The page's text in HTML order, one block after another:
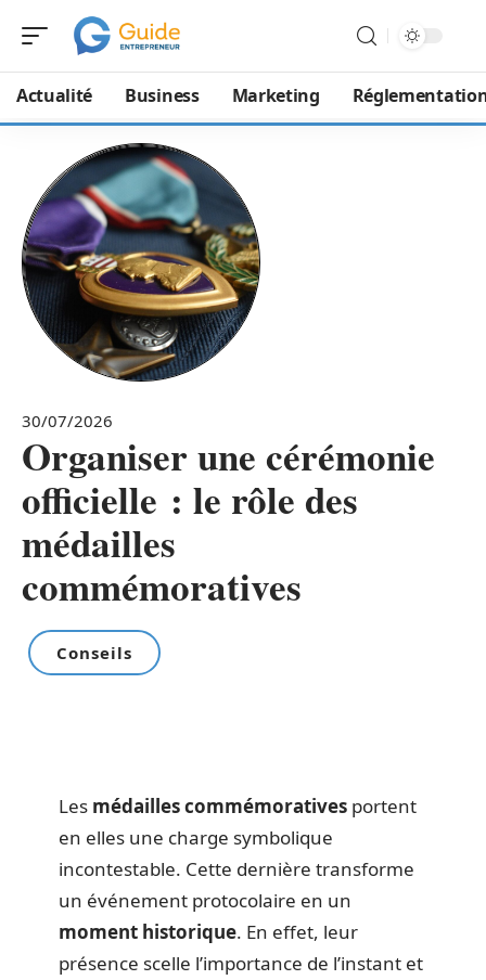
Actualité Business Marketing
30/07/2026
Organiser une cérémonie
officielle : le rôle des
médailles
commémoratives
Conseils
Les médailles commémoratives portent
en elles une charge symbolique
incontestable. Cette dernière transforme
un événement protocolaire en un
moment historique. En effet, leur
présence scelle l’importance de l’instant et